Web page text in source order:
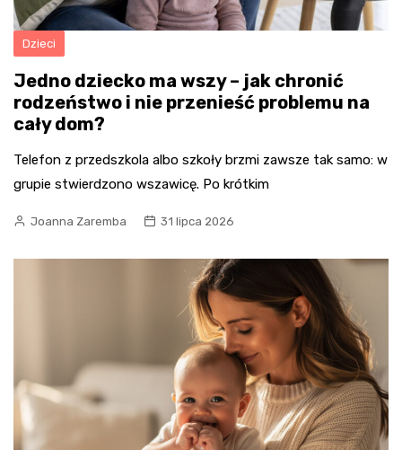
Dzieci
Jedno dziecko ma wszy – jak chronić
rodzeństwo i nie przenieść problemu na
cały dom?
Telefon z przedszkola albo szkoły brzmi zawsze tak samo: w
grupie stwierdzono wszawicę. Po krótkim
Joanna Zaremba 31 lipca 2026